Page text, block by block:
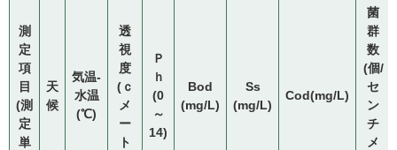
測
定
項
目
(測
定
単
天
候
気温-
水温
(℃)
透
視
度
(ｃ
メ
ー
ト
Ｐ
ｈ
(0
～
14)
Bod
(mg/L)
Ss
(mg/L)
Cod(mg/L)
菌
群
数
(個/
セ
ン
チ
メ